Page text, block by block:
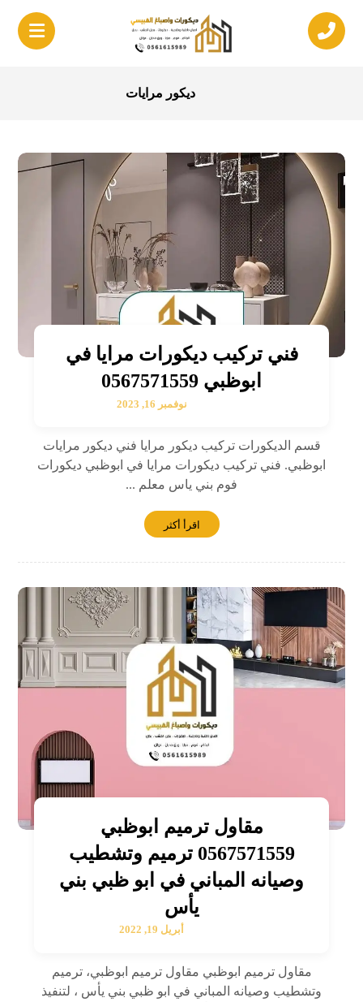
ديكور مرايات
فني تركيب ديكورات مرايا في
ابوظبي 0567571559
نوفمبر 16, 2023
قسم الديكورات تركيب ديكور مرايا فني ديكور مرايات
ابوظبي. فني تركيب ديكورات مرايا في ابوظبي ديكورات
فوم بني ياس معلم ...
اقرأ أكثر
مقاول ترميم ابوظبي
0567571559 ترميم وتشطيب
وصيانه المباني في ابو ظبي بني
يأس
أبريل 19, 2022
مقاول ترميم ابوظبي مقاول ترميم ابوظبي، ترميم
وتشطيب وصيانه المباني في ابو ظبي بني يأس ، لتنفيذ